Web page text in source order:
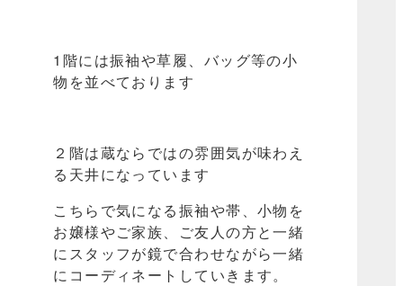
1階には振袖や草履、バッグ等の小
物を並べております
２階は蔵ならではの雰囲気が味わえ
る天井になっています
こちらで気になる振袖や帯、小物を
お嬢様やご家族、ご友人の方と一緒
にスタッフが鏡で合わせながら一緒
にコーディネートしていきます。